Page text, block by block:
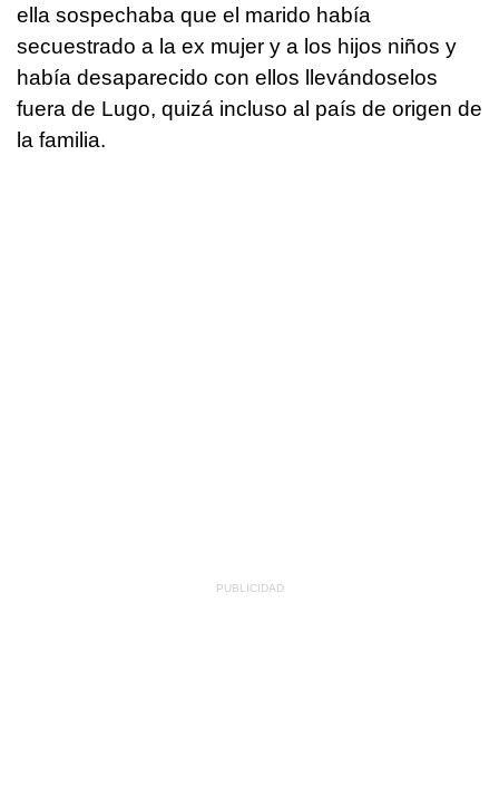
ella sospechaba que el marido había
secuestrado a la ex mujer y a los hijos niños y
había desaparecido con ellos llevándoselos
fuera de Lugo, quizá incluso al país de origen de
la familia.